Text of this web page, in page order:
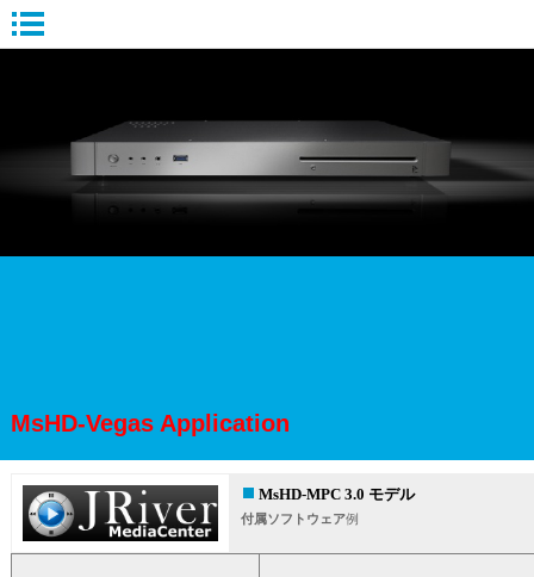
MsHD-Vegas Application
MsHD-MPC 3.0 モデル
付属ソフトウェア例